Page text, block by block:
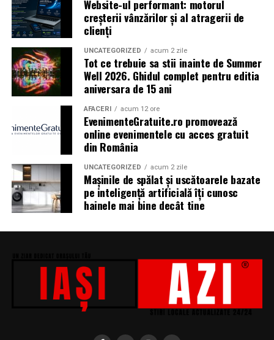
festivalului: glo™, ING, Peroni Nastro Azzurro, Ursus,
Bacardi, Martini, Hendrick’s Gin, Jack Daniel’s, Mega
Image, Pepsi, Fashion Days, alpro, Transalpina, vitamin
aqua, Lay’s, e-on, FABIZ, Bucharest Business School,
biciclop, syoss, Persil, Sensodyne, InterContinental
Athénée Palace, alka, Secom.
Abonamentele pot fi achizitionate de pe summerwell.ro,
la pretul de 513 lei + taxe. De asemenea, sunt disponibile
si bilete de o zi la pretul de 351 lei + taxe pentru vineri si
sambata, iar pentru duminica costul biletului este de
426 lei + taxe.
Website-ul performant: motorul
creșterii vânzărilor și al atragerii de
clienți
UNCATEGORIZED acum 2 zile
Tot ce trebuie sa stii inainte de Summer
Well 2026. Ghidul complet pentru editia
aniversara de 15 ani
AFACERI acum 12 ore
EvenimenteGratuite.ro promovează
online evenimentele cu acces gratuit
din România
UNCATEGORIZED acum 2 zile
Mașinile de spălat și uscătoarele bazate
pe inteligență artificială îți cunosc
hainele mai bine decât tine